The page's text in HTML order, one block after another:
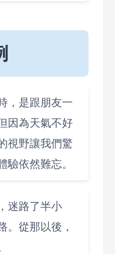
，是跟朋友一
因為天氣不好
視野讓我們驚
驗依然難忘。
迷路了半小
。從那以後，